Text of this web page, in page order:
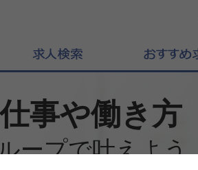
事や働き方
ープで叶えよう